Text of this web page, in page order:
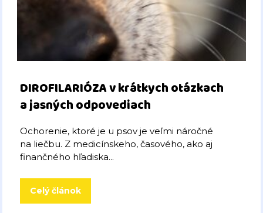
DIROFILARIÓZA v krátkych otázkach
a jasných odpovediach
Ochorenie, ktoré je u psov je veľmi náročné
na liečbu. Z medicínskeho, časového, ako aj
finančného hľadiska...
Celý článok